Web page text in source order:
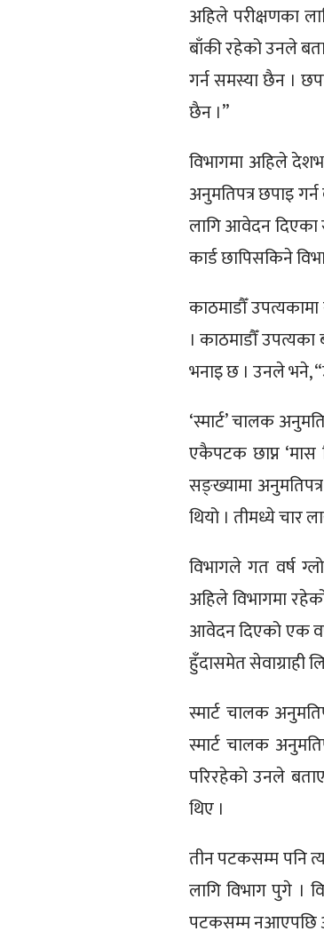
अहिले परीक्षणका
बाँकी रहेको उनले
गर्न समस्या छैन ।
छैन ।”
विभागमा अहिले
अनुमतिपत्र छपाइ
लागि आवेदन दिएका
कार्ड छापिसकिने
काठमाडौँ
। काठमाडौँ
भनाइ छ । उनले भने,
‘स्मार्ट’ चालक
एकैपटक छाप्न
सङ्ख्यामा
थियो । तीमध्ये
विभागले गत वर्ष
अहिले विभागमा
आवेदन दिएको एक
हुँदासमेत
स्मार्ट चालक
स्मार्ट चालक
परिरहेको उनले
थिए ।
तीन पटकसम्म पनि
लागि विभाग पुगे ।
पटकसम्म नआएपछि